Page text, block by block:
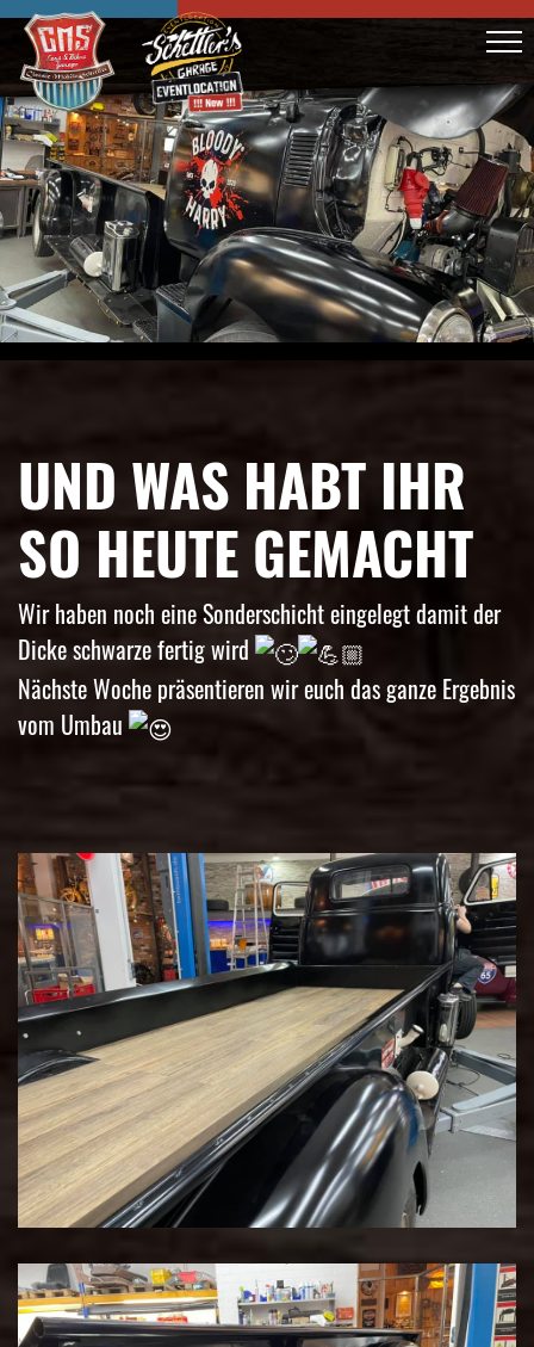
UND WAS HABT IHR
SO HEUTE GEMACHT
Wir haben noch eine Sonderschicht eingelegt damit der
Dicke schwarze fertig wird
Nächste Woche präsentieren wir euch das ganze Ergebnis
vom Umbau